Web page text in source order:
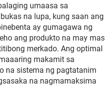
umaasa sa
na lupa, kung saan ang
ay gumagawa ng
ang produkto na may mas
merkado. Ang optimal
makamit sa
na sistema ng pagtatanim
na nagmamaksima